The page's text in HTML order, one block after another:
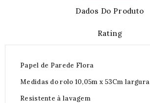
Dados Do Produto
Rating
Papel de Parede Flora
Medidas do rolo 10,05m x 53Cm largura
Resistente à lavagem